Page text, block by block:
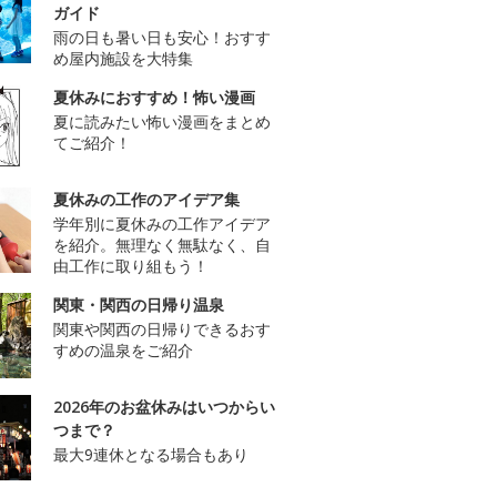
ガイド
雨の日も暑い日も安心！おすす
め屋内施設を大特集
夏休みにおすすめ！怖い漫画
夏に読みたい怖い漫画をまとめ
てご紹介！
夏休みの工作のアイデア集
学年別に夏休みの工作アイデア
を紹介。無理なく無駄なく、自
由工作に取り組もう！
関東・関西の日帰り温泉
関東や関西の日帰りできるおす
すめの温泉をご紹介
2026年のお盆休みはいつからい
つまで？
最大9連休となる場合もあり